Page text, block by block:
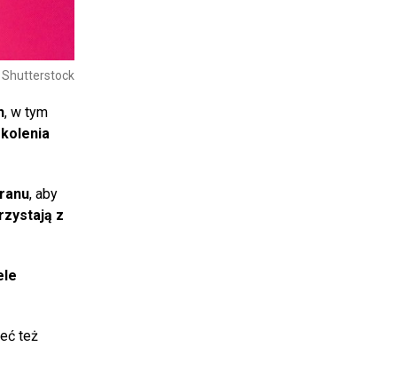
, w tym
, aby
z
też